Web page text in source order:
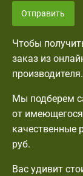
Отправить
Чтобы
заказ из
производителя.
Мы подберем
от
качественные
руб.
Вас удивит